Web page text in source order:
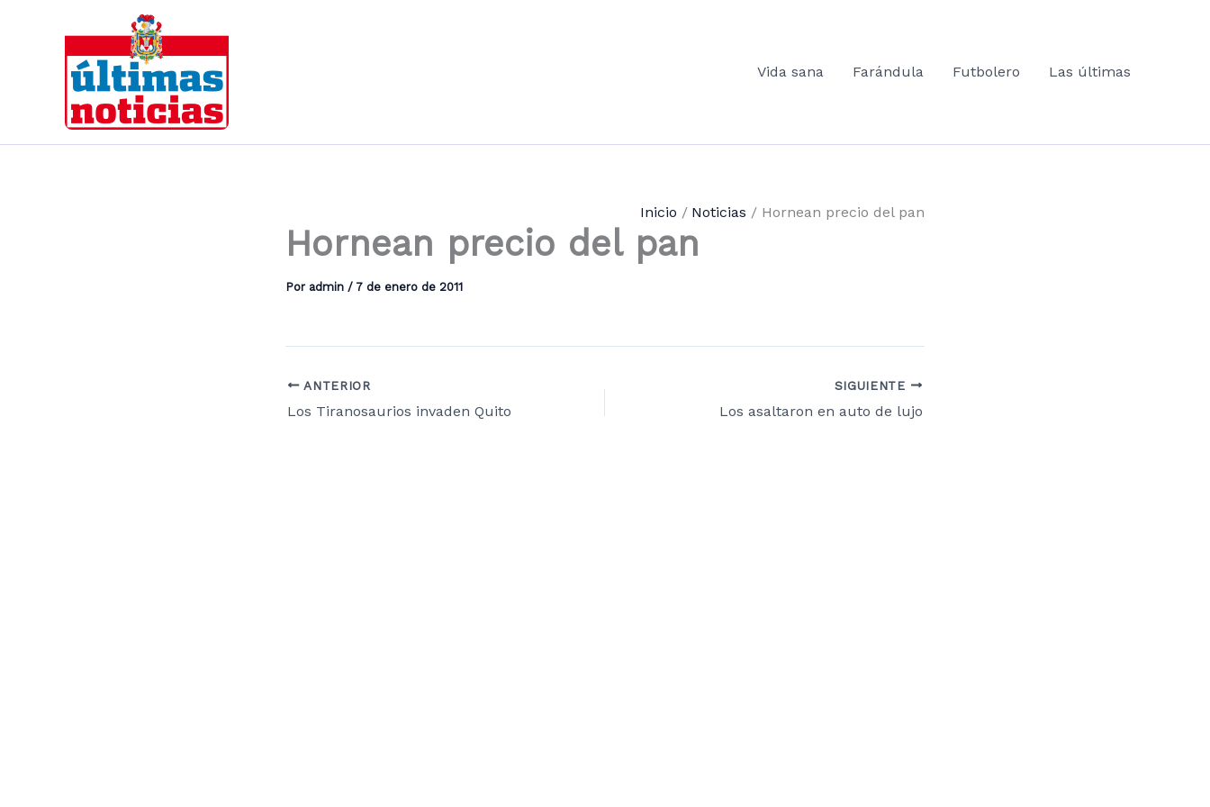
contenido
Vida sana
Farándula Futbolero Las últimas
Inicio Noticias Hornean precio del pan
Hornean precio del pan
Por admin / 7 de enero de 2011
ANTERIOR
Los Tiranosaurios invaden Quito
SIGUIENTE
Los asaltaron en auto de lujo